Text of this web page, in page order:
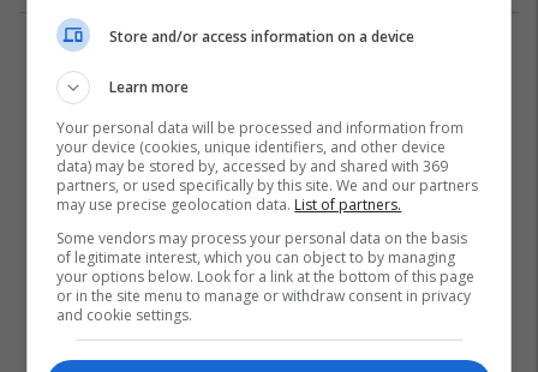
Store and/or access information on a device
Learn more
Your personal data will be processed and information from
your device (cookies, unique identifiers, and other device
data) may be stored by, accessed by and shared with 369
partners, or used specifically by this site. We and our partners
may use precise geolocation data. List of partners.
Some vendors may process your personal data on the basis
of legitimate interest, which you can object to by managing
your options below. Look for a link at the bottom of this page
or in the site menu to manage or withdraw consent in privacy
and cookie settings.